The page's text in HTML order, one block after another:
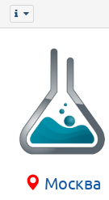
Москва